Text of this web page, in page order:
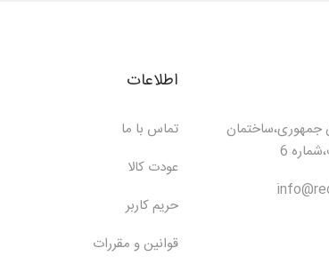
جمهوری،ساختمان
6
اطلاعات
تماس با ما
عودت کالا
حریم کاربر
قوانین و مقررات